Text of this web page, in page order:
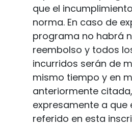
que el
norma. En caso de
programa no habrá
reembolso y todos
incurridos serán de
mismo tiempo y en
anteriormente
expresamente a que
referido en esta